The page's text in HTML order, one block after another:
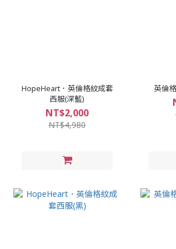
HopeHeart．英倫格紋成套
西服(深藍)
NT$2,000
NT$4,980
英倫